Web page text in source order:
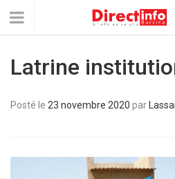
Latrine
Posté le 23 novembre 2020 par